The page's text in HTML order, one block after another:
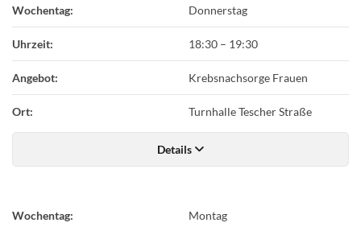
Wochentag: Donnerstag
Uhrzeit: 18:30 – 19:30
Angebot: Krebsnachsorge Frauen
Ort: Turnhalle Tescher Straße
Details
Wochentag: Montag